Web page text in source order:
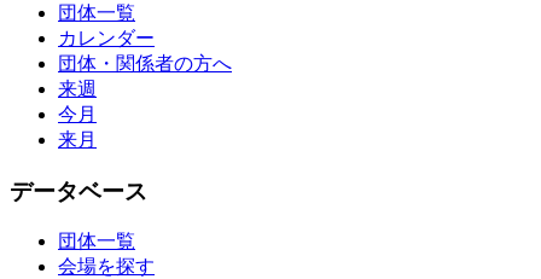
団体一覧
カレンダー
団体・関係者の方へ
来週
今月
来月
データベース
団体一覧
会場を探す